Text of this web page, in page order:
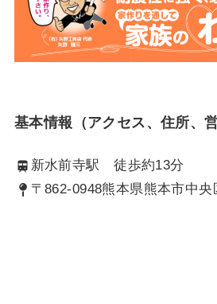
基本情報（アクセス、住所、営
新水前寺駅 徒歩約13分
〒862-0948熊本県熊本市中